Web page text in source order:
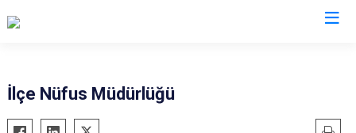
Adalar
İlçe Nüfus Müdürlüğü